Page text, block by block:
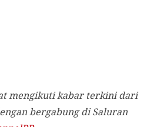
mengikuti kabar terkini dari
bergabung di Saluran